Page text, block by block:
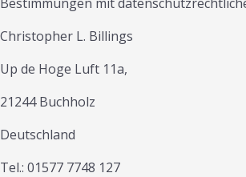
Christopher L. Billings
Up de Hoge Luft 11a,
21244 Buchholz
Deutschland
Tel.: 01577 7748 127